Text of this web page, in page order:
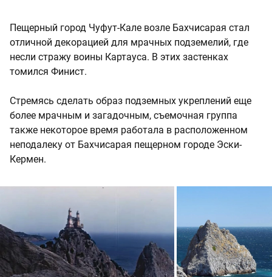
Пещерный город Чуфут-Кале возле Бахчисарая стал
отличной декорацией для мрачных подземелий, где
несли стражу воины Картауса. В этих застенках
томился Финист.
Стремясь сделать образ подземных укреплений еще
более мрачным и загадочным, съемочная группа
также некоторое время работала в расположенном
неподалеку от Бахчисарая пещерном городе Эски-
Кермен.